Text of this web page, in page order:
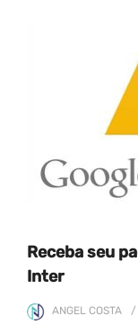
Receba seu
Inter
ANGEL COSTA